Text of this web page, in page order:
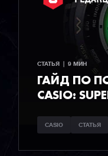
СТАТЬЯ  |  9 МИН
ГАЙД ПО
CASIO:
CASIO СТАТЬЯ